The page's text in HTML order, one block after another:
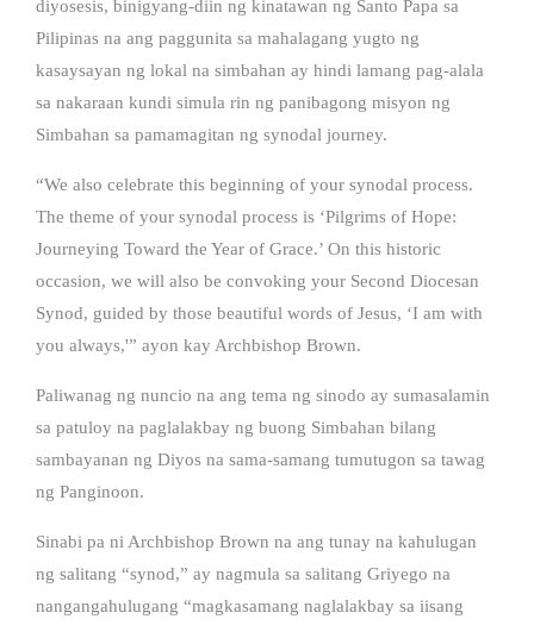
diyosesis, binigyang-diin ng kinatawan ng Santo Papa sa
Pilipinas na ang paggunita sa mahalagang yugto ng
kasaysayan ng lokal na simbahan ay hindi lamang pag-alala
sa nakaraan kundi simula rin ng panibagong misyon ng
Simbahan sa pamamagitan ng synodal journey.
“We also celebrate this beginning of your synodal process.
The theme of your synodal process is ‘Pilgrims of Hope:
Journeying Toward the Year of Grace.’ On this historic
occasion, we will also be convoking your Second Diocesan
Synod, guided by those beautiful words of Jesus, ‘I am with
you always,'” ayon kay Archbishop Brown.
Paliwanag ng nuncio na ang tema ng sinodo ay sumasalamin
sa patuloy na paglalakbay ng buong Simbahan bilang
sambayanan ng Diyos na sama-samang tumutugon sa tawag
ng Panginoon.
Sinabi pa ni Archbishop Brown na ang tunay na kahulugan
ng salitang “synod,” ay nagmula sa salitang Griyego na
nangangahulugang “magkasamang naglalakbay sa iisang